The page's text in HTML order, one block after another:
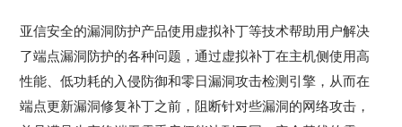
亚信安全的漏洞防护产品使用虚拟补丁等技术帮助用户解决
了端点漏洞防护的各种问题，通过虚拟补丁在主机侧使用高
性能、低功耗的入侵防御和零日漏洞攻击检测引擎，从而在
端点更新漏洞修复补丁之前，阻断针对些漏洞的网络攻击，